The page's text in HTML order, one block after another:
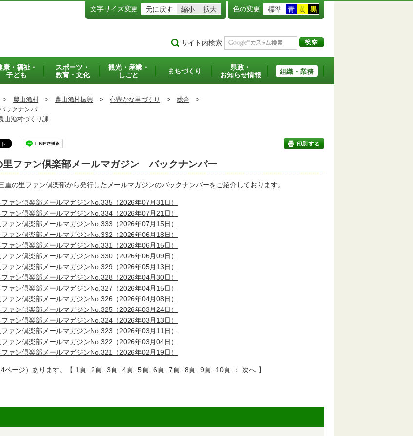
文字サイズ変更 元に戻す 縮小 拡大 色の変更 標準 青 黄 黒
サイト内検索
康・福祉・
子ども
スポーツ・
教育・文化
観光・産業・
しごと
まちづくり
県政・
お知らせ情報
組織・業務
> 農山漁村 > 農山漁村振興 > 心豊かな里づくり > 総合 >
ックナンバー
山漁村づくり課
里ファン倶楽部メールマガジン バックナンバー
重の里ファン倶楽部から発行したメールマガジンのバックナンバーをご紹介しております。
ァン倶楽部メールマガジンNo.335（2026年07月31日）
ァン倶楽部メールマガジンNo.334（2026年07月21日）
ァン倶楽部メールマガジンNo.333（2026年07月15日）
ァン倶楽部メールマガジンNo.332（2026年06月18日）
ァン倶楽部メールマガジンNo.331（2026年06月15日）
ァン倶楽部メールマガジンNo.330（2026年06月09日）
ァン倶楽部メールマガジンNo.329（2026年05月13日）
ァン倶楽部メールマガジンNo.328（2026年04月30日）
ァン倶楽部メールマガジンNo.327（2026年04月15日）
ァン倶楽部メールマガジンNo.326（2026年04月08日）
ァン倶楽部メールマガジンNo.325（2026年03月24日）
ァン倶楽部メールマガジンNo.324（2026年03月13日）
ァン倶楽部メールマガジンNo.323（2026年03月11日）
ァン倶楽部メールマガジンNo.322（2026年03月04日）
ァン倶楽部メールマガジンNo.321（2026年02月19日）
ページ）あります。【 1頁 2頁 3頁 4頁 5頁 6頁 7頁 8頁 9頁 10頁 ： 次へ 】